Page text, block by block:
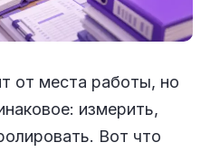
от места работы, но
измерить,
Вот что